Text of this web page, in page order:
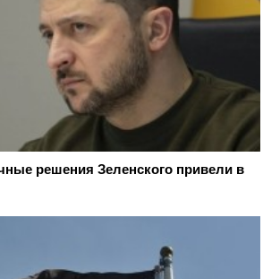
решения Зеленского привели в